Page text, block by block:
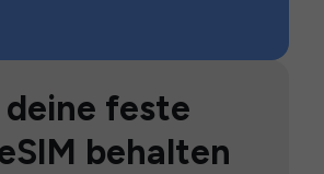
deine feste
behalten